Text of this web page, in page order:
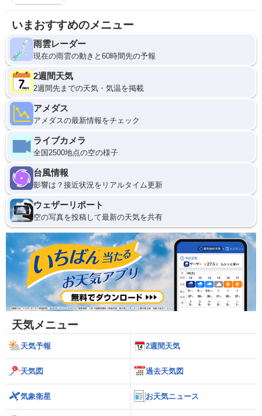
いまおすすめのメニュー
雨雲レーダー
現在の雨雲の動きと60時間先の予報
2週間天気
2週間先までの天気・気温を掲載
アメダス
アメダスの最新情報をチェック
ライブカメラ
全国2500地点の空の様子
台風情報
影響は？接近状況をリアルタイム更新
ウェザーリポート
空の写真を投稿して最新の天気を共有
天気メニュー
天気予報 2週間天気
天気図 過去天気図
気象衛星 お天気ニュース